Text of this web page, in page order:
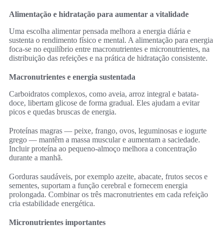
Alimentação e hidratação para aumentar a vitalidade
Uma escolha alimentar pensada melhora a energia diária e
sustenta o rendimento físico e mental. A alimentação para energia
foca-se no equilíbrio entre macronutrientes e micronutrientes, na
distribuição das refeições e na prática de hidratação consistente.
Macronutrientes e energia sustentada
Carboidratos complexos, como aveia, arroz integral e batata-
doce, libertam glicose de forma gradual. Eles ajudam a evitar
picos e quedas bruscas de energia.
Proteínas magras — peixe, frango, ovos, leguminosas e iogurte
grego — mantêm a massa muscular e aumentam a saciedade.
Incluir proteína ao pequeno-almoço melhora a concentração
durante a manhã.
Gorduras saudáveis, por exemplo azeite, abacate, frutos secos e
sementes, suportam a função cerebral e fornecem energia
prolongada. Combinar os três macronutrientes em cada refeição
cria estabilidade energética.
Micronutrientes importantes